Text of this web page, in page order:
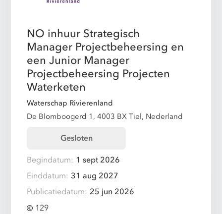
NO inhuur Strategisch
Manager Projectbeheersing en
een Junior Manager
Projectbeheersing Projecten
Waterketen
Waterschap Rivierenland
De Blomboogerd 1, 4003 BX Tiel, Nederland
Gesloten
Begindatum: 1 sept 2026
Einddatum: 31 aug 2027
Publicatiedatum: 25 jun 2026
129